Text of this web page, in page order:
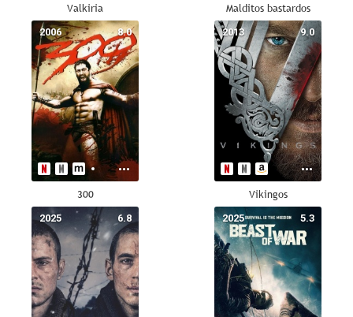
Valkiria Malditos bastardos
8.0
2006
300
9.0
2013
Vikingos
6.8
2025 5.3
2025